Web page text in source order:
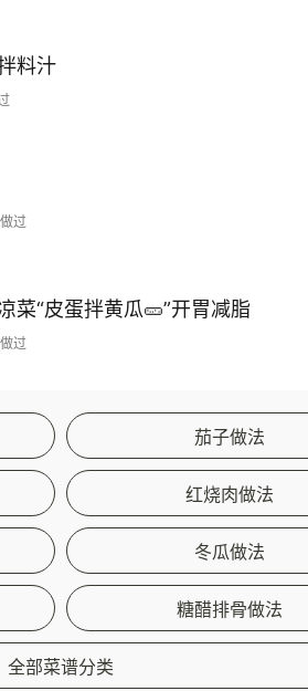
料汁
过
菜“皮蛋拌黄瓜🥒”开胃减脂
过
茄子做法
红烧肉做法
冬瓜做法
糖醋排骨做法
全部菜谱分类